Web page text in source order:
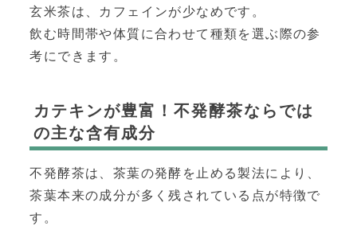
玄米茶は、カフェインが少なめです。
飲む時間帯や体質に合わせて種類を選ぶ際の参
考にできます。
カテキンが豊富！不発酵茶ならでは
の主な含有成分
不発酵茶は、茶葉の発酵を止める製法により、
茶葉本来の成分が多く残されている点が特徴で
す。